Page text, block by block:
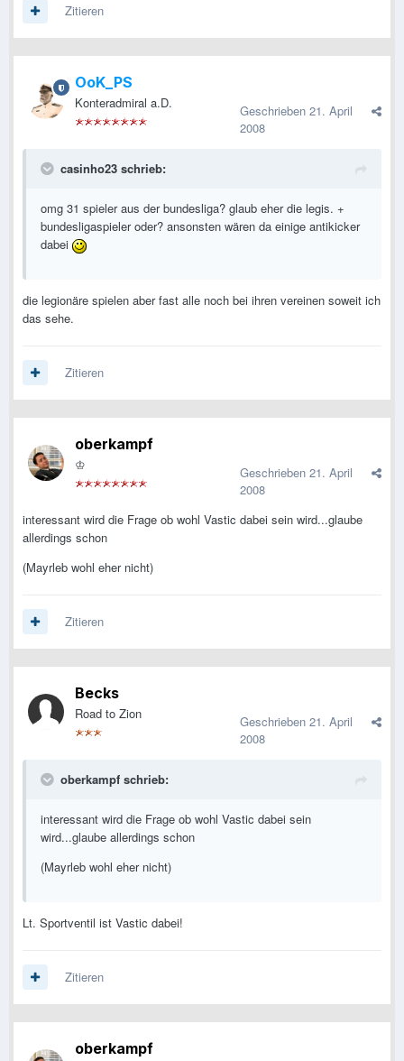
Zitieren
OoK_PS
Konteradmiral a.D. Geschrieben 21. April
2008
casinho23 schrieb:
omg 31 spieler aus der bundesliga? glaub eher die legis. +
bundesligaspieler oder? ansonsten wären da einige antikicker
dabei
die legionäre spielen aber fast alle noch bei ihren vereinen soweit ich
das sehe.
Zitieren
oberkampf
♔ Geschrieben 21. April
2008
interessant wird die Frage ob wohl Vastic dabei sein wird...glaube
allerdings schon
(Mayrleb wohl eher nicht)
Zitieren
Becks
Road to Zion Geschrieben 21. April
2008
oberkampf schrieb:
interessant wird die Frage ob wohl Vastic dabei sein
wird...glaube allerdings schon
(Mayrleb wohl eher nicht)
Lt. Sportventil ist Vastic dabei!
Zitieren
oberkampf